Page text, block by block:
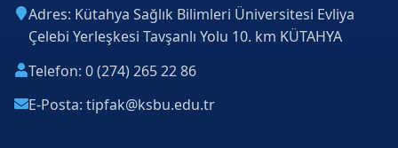
Adres: Kütahya Sağlık Bilimleri Üniversitesi Evliya
Çelebi Yerleşkesi Tavşanlı Yolu 10. km KÜTAHYA
Telefon: 0 (274) 265 22 86
E-Posta: tipfak@ksbu.edu.tr